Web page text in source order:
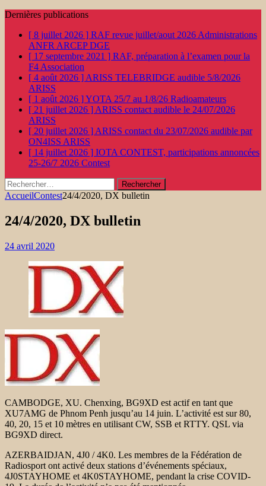
Dernières publications
[ 8 juillet 2026 ] RAF revue juillet/aout 2026 Administrations
ANFR ARCEP DGE
[ 17 septembre 2021 ] RAF, préparation à l’examen pour la
F4 Association
[ 4 août 2026 ] ARISS TELEBRIDGE audible 5/8/2026
ARISS
[ 1 août 2026 ]YOTA 25/7 au 1/8/26 Radioamateurs
[ 21 juillet 2026 ] ARISS contact audible le 24/07/2026
ARISS
[ 20 juillet 2026 ] ARISS contact du 23/07/2026 audible par
ON4ISS ARISS
[ 14 juillet 2026 ] IOTA CONTEST, participations annoncées
25-26/7 2026 Contest
Rechercher :
AccueilContest24/4/2020, DX bulletin
24/4/2020, DX bulletin
24 avril 2020
CAMBODGE, XU. Chenxing, BG9XD est actif en tant que
XU7AMG de Phnom Penh jusqu’au 14 juin. L’activité est sur 80,
40, 20, 15 et 10 mètres en utilisant CW, SSB et RTTY. QSL via
BG9XD direct.
AZERBAIDJAN, 4J0 / 4K0. Les membres de la Fédération de
Radiosport ont activé deux stations d’événements spéciaux,
4J0STAYHOME et 4K0STAYHOME, pendant la crise COVID-